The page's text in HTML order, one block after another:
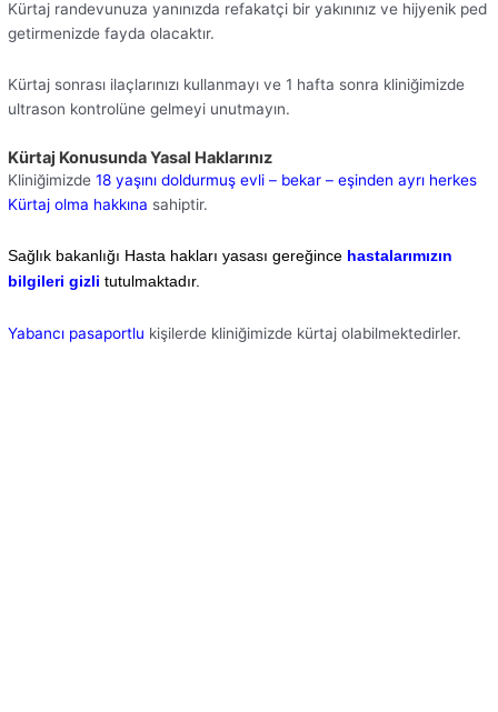
Kürtaj randevunuza yanınızda refakatçi bir yakınınız ve hijyenik ped
getirmenizde fayda olacaktır.
Kürtaj sonrası ilaçlarınızı kullanmayı ve 1 hafta sonra kliniğimizde
ultrason kontrolüne gelmeyi unutmayın.
Kürtaj Konusunda Yasal Haklarınız
Kliniğimizde 18 yaşını doldurmuş evli – bekar – eşinden ayrı herkes
Kürtaj olma hakkına sahiptir.
Sağlık bakanlığı Hasta hakları yasası gereğince hastalarımızın
bilgileri gizli tutulmaktadır.
Yabancı pasaportlu kişilerde kliniğimizde kürtaj olabilmektedirler.